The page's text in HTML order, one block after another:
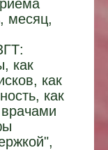
месяц,
как
как
как